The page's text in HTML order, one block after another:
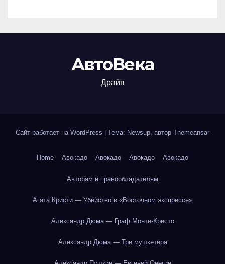
АвтоВека
Драйв
Сайт работает на WordPress Тема: Newsup, автор Themeansar
Home Авокадо Авокадо Авокадо Авокадо
Авторам и правообладателям
Агата Кристи — Убийство в «Восточном экспрессе»
Александр Дюма — Граф Монте-Кристо
Александр Дюма — Три мушкетёра